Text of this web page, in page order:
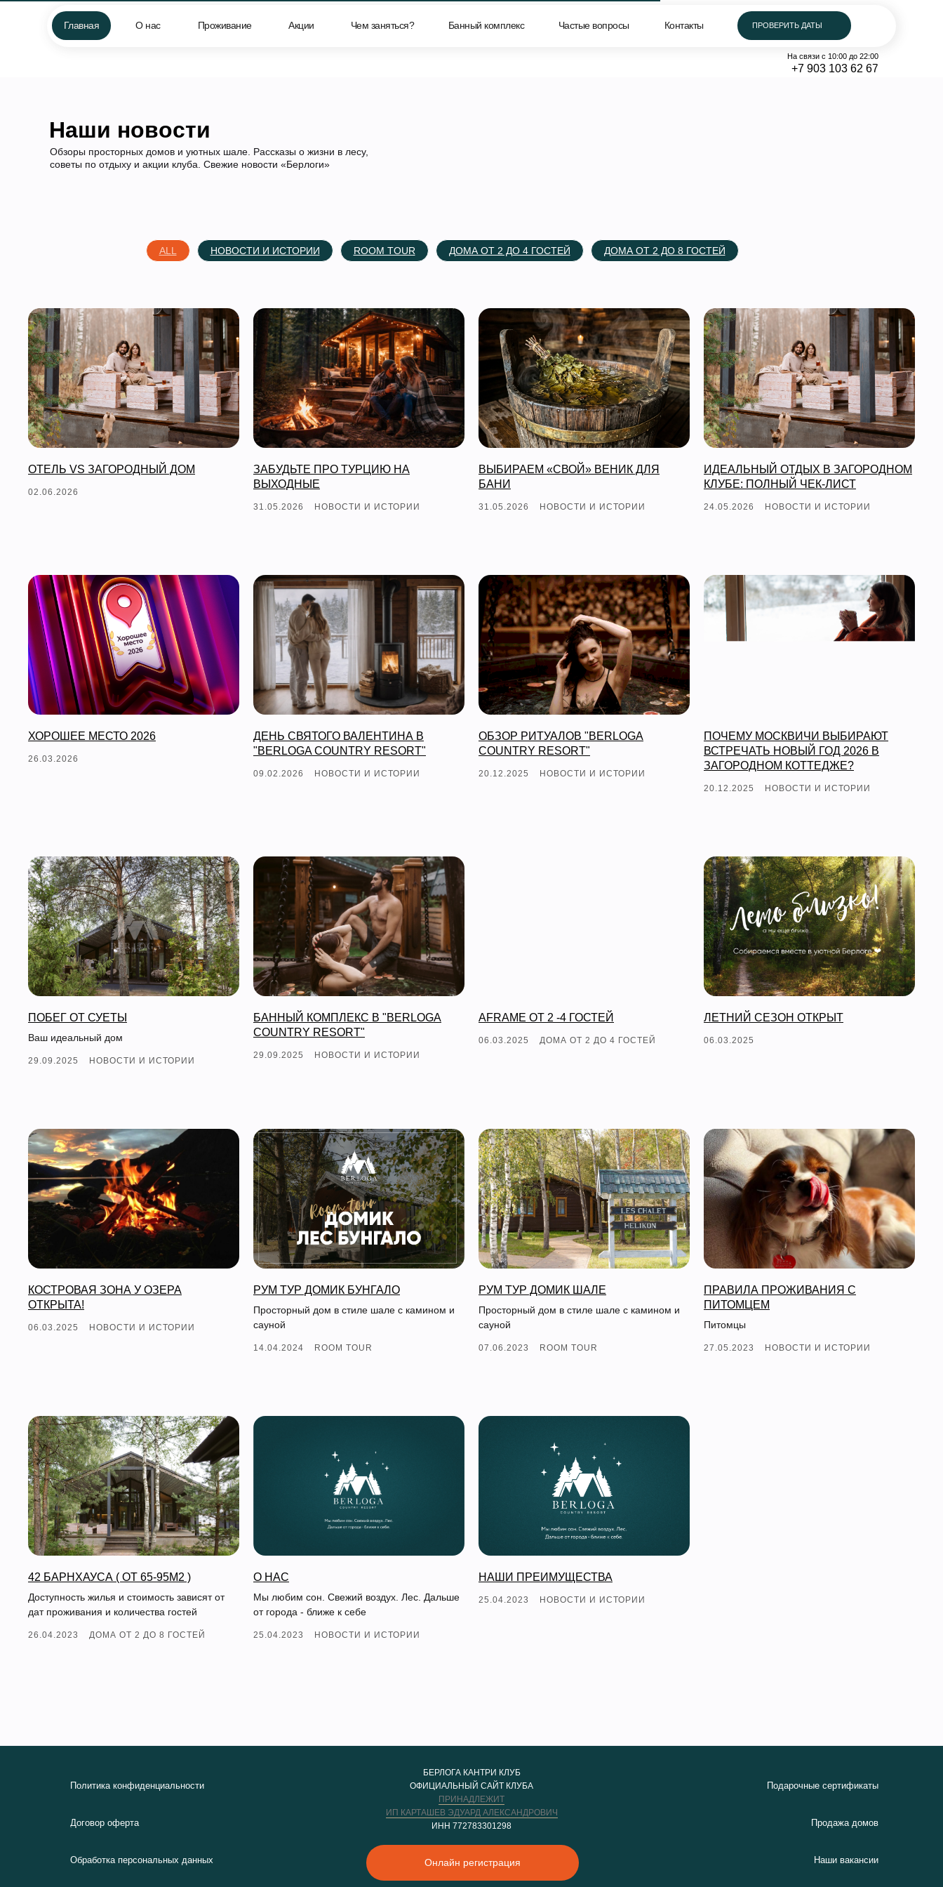
ПРОВЕРИТЬ ДАТЫ
+7 903 103 62 67
Контакты
Частые вопросы
Акции Чем заняться? Банный комплекс
Проживание
О нас
На связи с 10:00 до 22:00
ПРОВЕРИТЬ ДАТЫ
+7 903 103 62 67
Контакты
Частые вопросы
Акции Чем заняться? Банный комплекс
Проживание
О нас
Главная
На связи с 10:00 до 22:00
Обзоры просторных домов и уютных шале. Рассказы о жизни в лесу,
советы по отдыху и акции клуба. Свежие новости «Берлоги»
Наши новости
ALL НОВОСТИ И ИСТОРИИ ROOM TOUR ДОМА ОТ 2 ДО 4 ГОСТЕЙ ДОМА ОТ 2 ДО 8 ГОСТЕЙ
ОТЕЛЬ VS ЗАГОРОДНЫЙ ДОМ
02.06.2026
ЗАБУДЬТЕ ПРО ТУРЦИЮ НА
ВЫХОДНЫЕ
31.05.2026 НОВОСТИ И ИСТОРИИ
ВЫБИРАЕМ «СВОЙ» ВЕНИК ДЛЯ
БАНИ
31.05.2026 НОВОСТИ И ИСТОРИИ
ИДЕАЛЬНЫЙ ОТДЫХ В ЗАГОРОДНОМ
КЛУБЕ: ПОЛНЫЙ ЧЕК-ЛИСТ
24.05.2026 НОВОСТИ И ИСТОРИИ
ХОРОШЕЕ МЕСТО 2026
26.03.2026
ДЕНЬ СВЯТОГО ВАЛЕНТИНА В
"BERLOGA COUNTRY RESORT"
09.02.2026 НОВОСТИ И ИСТОРИИ
ОБЗОР РИТУАЛОВ "BERLOGA
COUNTRY RESORT"
20.12.2025 НОВОСТИ И ИСТОРИИ
ПОЧЕМУ МОСКВИЧИ ВЫБИРАЮТ
ВСТРЕЧАТЬ НОВЫЙ ГОД 2026 В
ЗАГОРОДНОМ КОТТЕДЖЕ?
20.12.2025 НОВОСТИ И ИСТОРИИ
ПОБЕГ ОТ СУЕТЫ
Ваш идеальный дом
29.09.2025 НОВОСТИ И ИСТОРИИ
БАННЫЙ КОМПЛЕКС В "BERLOGA
COUNTRY RESORT"
29.09.2025 НОВОСТИ И ИСТОРИИ
AFRAME ОТ 2 -4 ГОСТЕЙ
06.03.2025 ДОМА ОТ 2 ДО 4 ГОСТЕЙ
ЛЕТНИЙ СЕЗОН ОТКРЫТ
06.03.2025
КОСТРОВАЯ ЗОНА У ОЗЕРА
ОТКРЫТА!
06.03.2025 НОВОСТИ И ИСТОРИИ
РУМ ТУР ДОМИК БУНГАЛО
Просторный дом в стиле шале с камином и
сауной
14.04.2024 ROOM TOUR
РУМ ТУР ДОМИК ШАЛЕ
Просторный дом в стиле шале с камином и
сауной
07.06.2023 ROOM TOUR
ПРАВИЛА ПРОЖИВАНИЯ С
ПИТОМЦЕМ
Питомцы
27.05.2023 НОВОСТИ И ИСТОРИИ
42 БАРНХАУСА ( ОТ 65-95М2 )
Доступность жилья и стоимость зависят от
дат проживания и количества гостей
26.04.2023 ДОМА ОТ 2 ДО 8 ГОСТЕЙ
О НАС
Мы любим сон. Свежий воздух. Лес. Дальше
от города - ближе к себе
25.04.2023 НОВОСТИ И ИСТОРИИ
НАШИ ПРЕИМУЩЕСТВА
25.04.2023 НОВОСТИ И ИСТОРИИ
БЕРЛОГА КАНТРИ КЛУБ
ОФИЦИАЛЬНЫЙ САЙТ КЛУБА
ПРИНАДЛЕЖИТ
ИП КАРТАШЕВ ЭДУАРД АЛЕКСАНДРОВИЧ
ИНН 772783301298
Онлайн регистрация
Политика конфиденциальности Подарочные сертификаты
Обработка персональных данных Наши вакансии
Продажа домов
Договор оферта